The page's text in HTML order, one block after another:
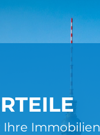
Ihre Immobilien